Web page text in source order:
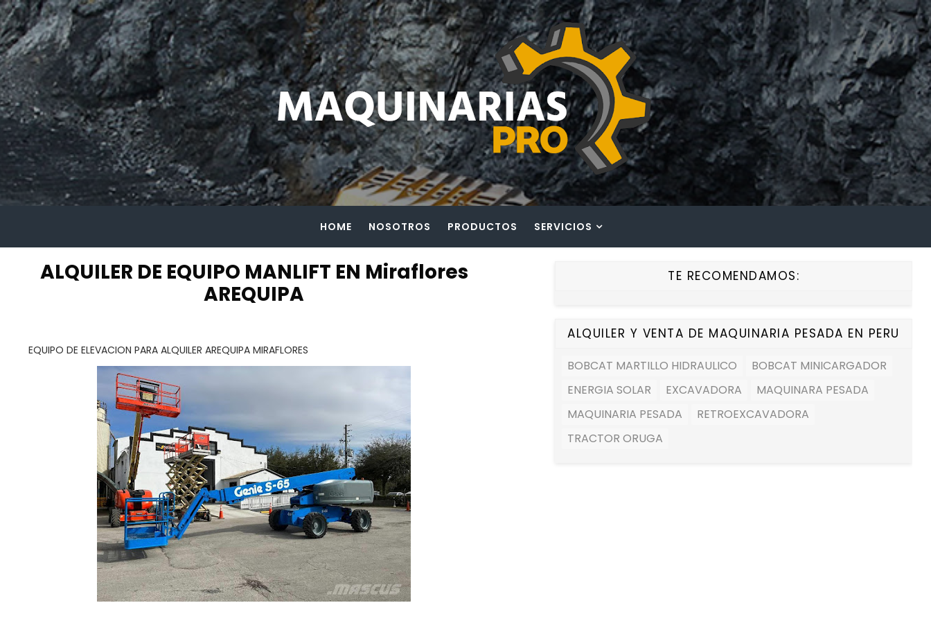
HOME NOSOTROS PRODUCTOS SERVICIOS
ALQUILER DE EQUIPO MANLIFT EN Miraflores
AREQUIPA
EQUIPO DE ELEVACION PARA ALQUILER AREQUIPA MIRAFLORES
TE RECOMENDAMOS:
ALQUILER Y VENTA DE MAQUINARIA PESADA EN PERU
BOBCAT MARTILLO HIDRAULICO
BOBCAT MINICARGADOR
ENERGIA SOLAR
EXCAVADORA
MAQUINARA PESADA
MAQUINARIA PESADA
RETROEXCAVADORA
TRACTOR ORUGA